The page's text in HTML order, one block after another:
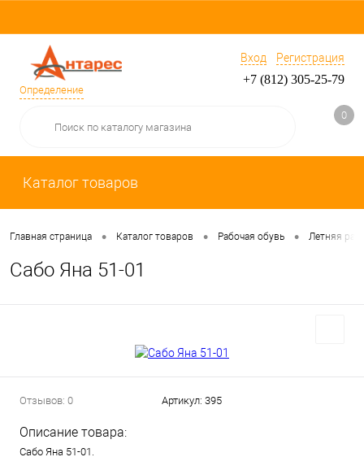
Определение
Вход Регистрация
+7 (812) 305-25-79
0
Каталог товаров
Главная страница • Каталог товаров • Рабочая обувь • Летняя
Сабо Яна 51-01
Отзывов: 0 Артикул: 395
Описание товара:
Сабо Яна 51-01.